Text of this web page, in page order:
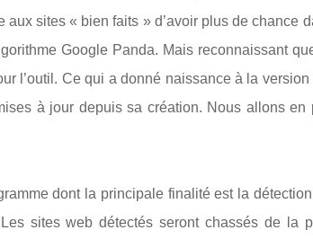
sites « bien faits » d’avoir plus de chance
Google Panda. Mais reconnaissant
l’outil. Ce qui a donné naissance à la
à jour depuis sa création. Nous allons
dont la principale finalité est la
sites web détectés seront chassés de la